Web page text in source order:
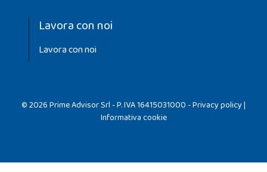
Lavora con noi
Lavora con noi
© 2026 Prime Advisor Srl - P. IVA 16415031000 -Privacy policy|
Informativa cookie